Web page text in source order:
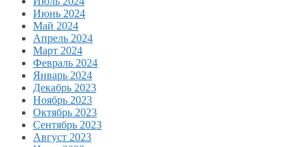
Июнь 2024
Май 2024
Апрель 2024
Март 2024
Февраль 2024
Январь 2024
Декабрь 2023
Ноябрь 2023
Октябрь 2023
Сентябрь 2023
Август 2023